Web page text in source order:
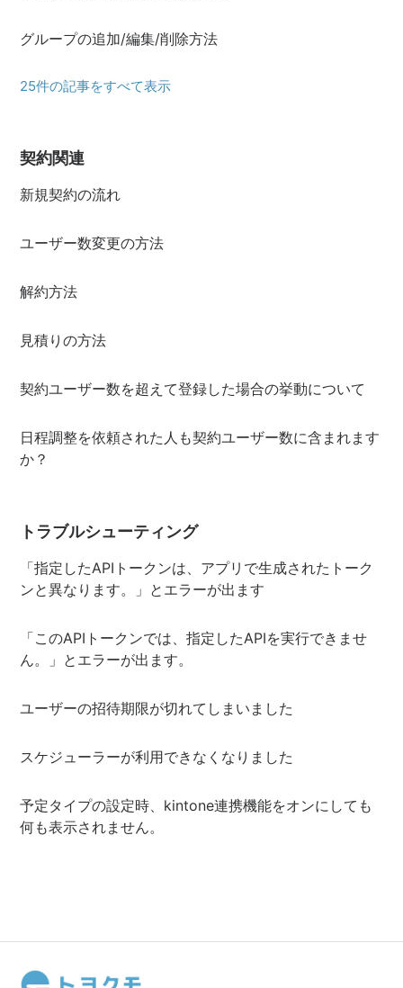
グループの追加/編集/削除方法
25件の記事をすべて表示
契約関連
新規契約の流れ
ユーザー数変更の方法
解約方法
見積りの方法
契約ユーザー数を超えて登録した場合の挙動について
日程調整を依頼された人も契約ユーザー数に含まれます
か？
トラブルシューティング
「指定したAPIトークンは、アプリで生成されたトーク
ンと異なります。」とエラーが出ます
「このAPIトークンでは、指定したAPIを実行できませ
ん。」とエラーが出ます。
ユーザーの招待期限が切れてしまいました
スケジューラーが利用できなくなりました
予定タイプの設定時、kintone連携機能をオンにしても
何も表示されません。